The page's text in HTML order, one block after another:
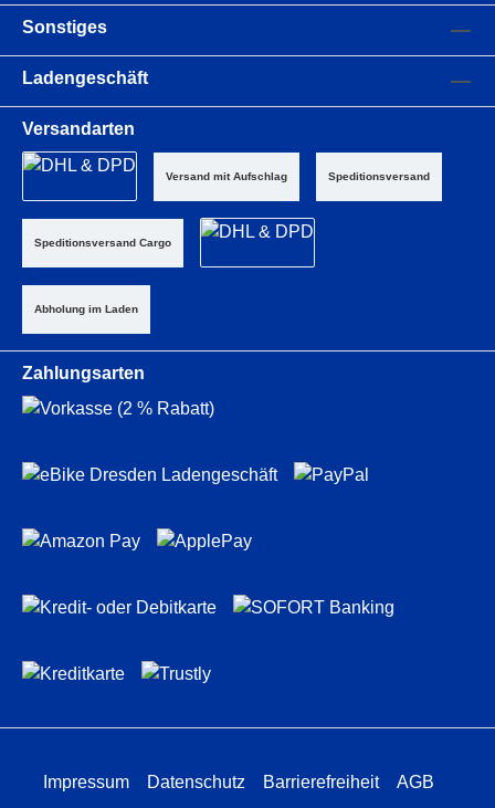
Sonstiges
Ladengeschäft
Versandarten
Versand mit Aufschlag Speditionsversand
Speditionsversand Cargo
Abholung im Laden
Zahlungsarten
Impressum Datenschutz Barrierefreiheit AGB